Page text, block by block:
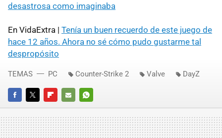
desastrosa como imaginaba
En VidaExtra | Tenía un buen recuerdo de este juego de
hace 12 años. Ahora no sé cómo pudo gustarme tal
despropósito
FACEBOOKTWITTERFLIPBOARD
E-
MAIL
WHATSAPP
TEMAS PC Counter-Strike 2 Valve DayZ